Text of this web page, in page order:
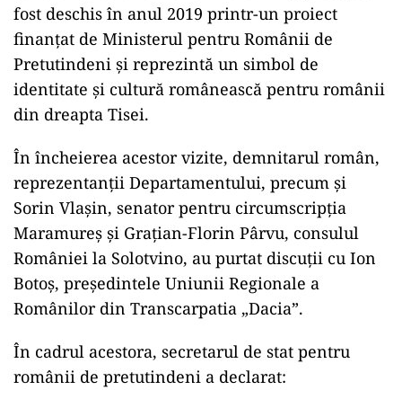
fost deschis în anul 2019 printr-un proiect
finanțat de Ministerul pentru Românii de
Pretutindeni și reprezintă un simbol de
identitate și cultură românească pentru românii
din dreapta Tisei.
În încheierea acestor vizite, demnitarul român,
reprezentanții Departamentului, precum și
Sorin Vlașin, senator pentru circumscripția
Maramureș și Grațian-Florin Pârvu, consulul
României la Solotvino, au purtat discuții cu Ion
Botoș, președintele Uniunii Regionale a
Românilor din Transcarpatia „Dacia”.
În cadrul acestora, secretarul de stat pentru
românii de pretutindeni a declarat: